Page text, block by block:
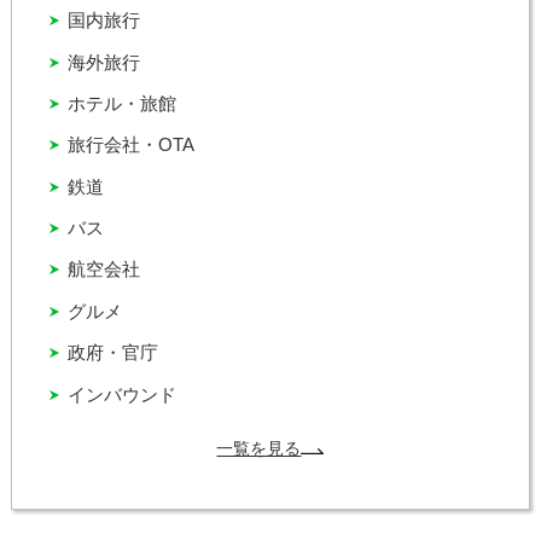
インバウンド
グルメ
バス
ホテル・旅館
国内旅行
政府・官庁
旅行会社・OTA
海外旅行
航空会社
鉄道
一覧を見る